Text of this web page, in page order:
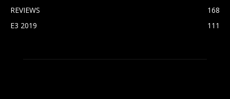
REVIEWS
168
E3 2019
111